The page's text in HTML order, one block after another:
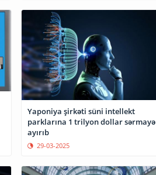
Yaponiya şirkəti süni intellekt
parklarına 1 trilyon dollar sərmayə
ayırıb
29-03-2025